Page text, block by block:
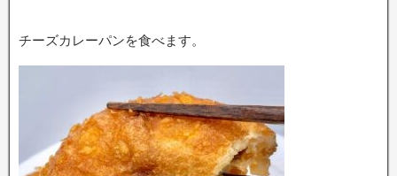
チーズカレーパンを食べます。